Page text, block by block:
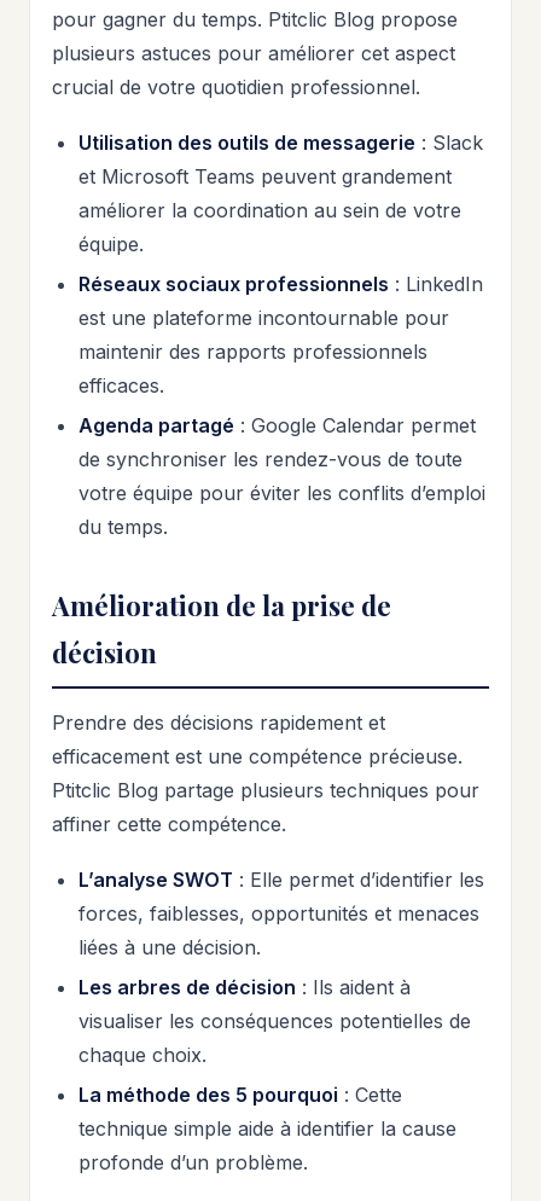
pour gagner du temps. Ptitclic Blog propose
plusieurs astuces pour améliorer cet aspect
crucial de votre quotidien professionnel.
Utilisation des outils de messagerie : Slack
et Microsoft Teams peuvent grandement
améliorer la coordination au sein de votre
équipe.
Réseaux sociaux professionnels : LinkedIn
est une plateforme incontournable pour
maintenir des rapports professionnels
efficaces.
Agenda partagé : Google Calendar permet
de synchroniser les rendez-vous de toute
votre équipe pour éviter les conflits d’emploi
du temps.
Amélioration de la prise de
décision
Prendre des décisions rapidement et
efficacement est une compétence précieuse.
Ptitclic Blog partage plusieurs techniques pour
affiner cette compétence.
L’analyse SWOT : Elle permet d’identifier les
forces, faiblesses, opportunités et menaces
liées à une décision.
Les arbres de décision : Ils aident à
visualiser les conséquences potentielles de
chaque choix.
La méthode des 5 pourquoi : Cette
technique simple aide à identifier la cause
profonde d’un problème.